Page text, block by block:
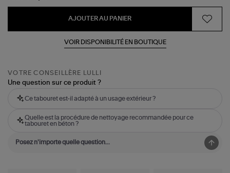
AJOUTER AU PANIER
VOIR DISPONIBILITÉ EN BOUTIQUE
VOTRE CONSEILLÈRE LULLI
Une question sur ce produit ?
Ce tabouret est-il adapté à un usage extérieur ?
Quelle est la procédure de nettoyage recommandée pour ce
tabouret en béton ?